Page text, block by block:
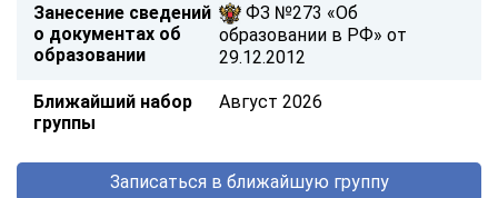
Занесение сведений
о документах об
образовании
ФЗ №273 «Об
образовании в РФ» от
29.12.2012
Ближайший набор
группы
Август 2026
Записаться в ближайшую группу